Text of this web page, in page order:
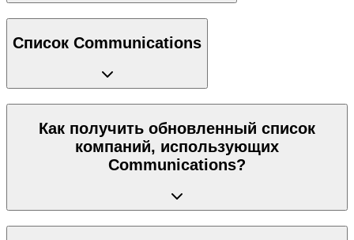
Список Communications
Как получить обновленный список
компаний, использующих
Communications?